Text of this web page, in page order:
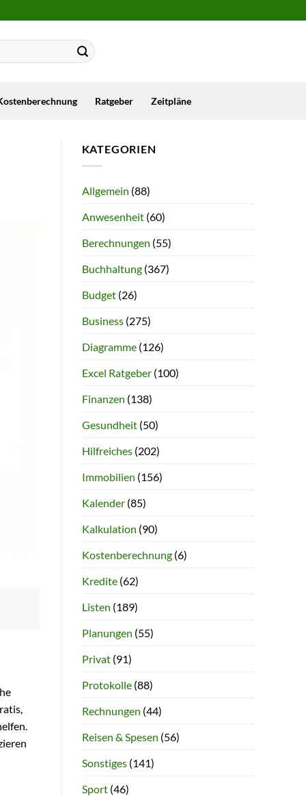
Ratgeber Zeitpläne
KATEGORIEN
Allgemein (88)
Anwesenheit(60)
Berechnungen (55)
Buchhaltung(367)
Budget(26)
Business(275)
Diagramme(126)
Excel Ratgeber(100)
Finanzen (138)
Gesundheit(50)
Hilfreiches(202)
Immobilien (156)
Kalender(85)
Kalkulation (90)
Kostenberechnung(6)
Kredite(62)
Listen (189)
Planungen (55)
Privat(91)
Protokolle(88)
Rechnungen (44)
Reisen & Spesen (56)
Sonstiges(141)
Sport(46)